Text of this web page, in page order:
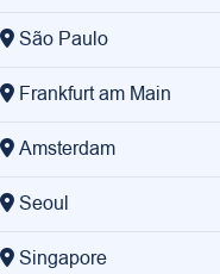
São Paulo
Frankfurt am Main
Amsterdam
Seoul
Singapore